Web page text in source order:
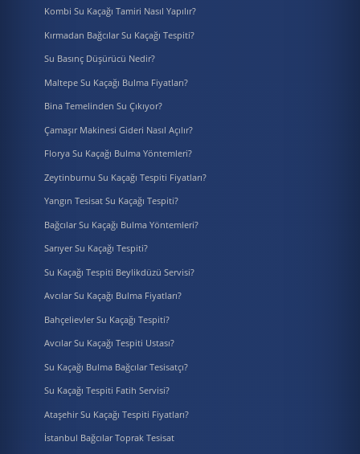
Kombi Su Kaçağı Tamiri Nasıl Yapılır?
Kırmadan Bağcılar Su Kaçağı Tespiti?
Su Basınç Düşürücü Nedir?
Maltepe Su Kaçağı Bulma Fiyatları?
Bina Temelinden Su Çıkıyor?
Çamaşır Makinesi Gideri Nasıl Açılır?
Florya Su Kaçağı Bulma Yöntemleri?
Zeytinburnu Su Kaçağı Tespiti Fiyatları?
Yangın Tesisat Su Kaçağı Tespiti?
Bağcılar Su Kaçağı Bulma Yöntemleri?
Sarıyer Su Kaçağı Tespiti?
Su Kaçağı Tespiti Beylikdüzü Servisi?
Avcılar Su Kaçağı Bulma Fiyatları?
Bahçelievler Su Kaçağı Tespiti?
Avcılar Su Kaçağı Tespiti Ustası?
Su Kaçağı Bulma Bağcılar Tesisatçı?
Su Kaçağı Tespiti Fatih Servisi?
Ataşehir Su Kaçağı Tespiti Fiyatları?
İstanbul Bağcılar Toprak Tesisat